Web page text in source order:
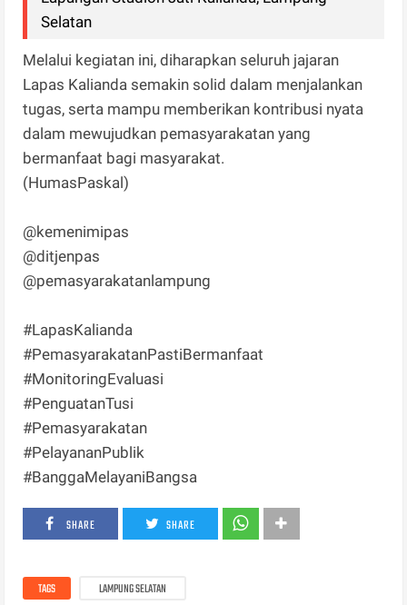
Selatan
Melalui kegiatan ini, diharapkan seluruh jajaran
Lapas Kalianda semakin solid dalam menjalankan
tugas, serta mampu memberikan kontribusi nyata
dalam mewujudkan pemasyarakatan yang
bermanfaat bagi masyarakat.
(HumasPaskal)
@kemenimipas
@ditjenpas
@pemasyarakatanlampung
#LapasKalianda
#PemasyarakatanPastiBermanfaat
#MonitoringEvaluasi
#PenguatanTusi
#Pemasyarakatan
#PelayananPublik
#BanggaMelayaniBangsa
SHARE SHARE
TAGS LAMPUNG SELATAN